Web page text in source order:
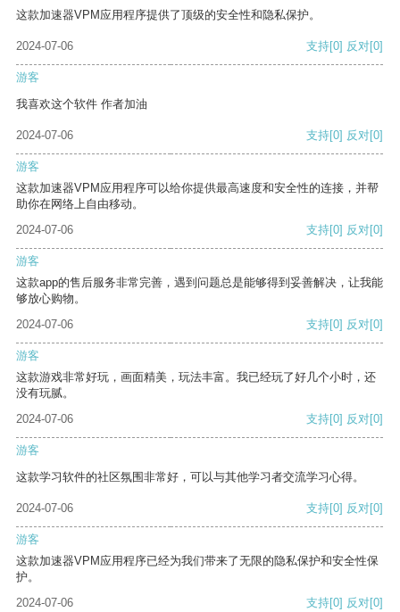
这款加速器VPM应用程序提供了顶级的安全性和隐私保护。
2024-07-06 支持[0] 反对[0]
游客
我喜欢这个软件 作者加油
2024-07-06 支持[0] 反对[0]
游客
这款加速器VPM应用程序可以给你提供最高速度和安全性的连接，并帮
助你在网络上自由移动。
2024-07-06
支持[0] 反对[0]
游客
这款app的售后服务非常完善，遇到问题总是能够得到妥善解决，让我能
够放心购物。
2024-07-06
支持[0] 反对[0]
游客
这款游戏非常好玩，画面精美，玩法丰富。我已经玩了好几个小时，还
没有玩腻。
2024-07-06
支持[0] 反对[0]
游客
这款学习软件的社区氛围非常好，可以与其他学习者交流学习心得。
2024-07-06 支持[0] 反对[0]
游客
这款加速器VPM应用程序已经为我们带来了无限的隐私保护和安全性保
护。
2024-07-06
支持[0] 反对[0]